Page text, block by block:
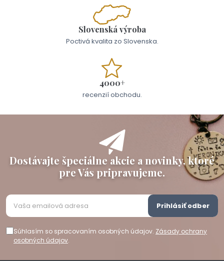
Slovenská výroba
Poctivá kvalita zo Slovenska.
4000+
recenzií obchodu.
Dostávajte špeciálne akcie a novinky, ktoré
pre Vás pripravujeme.
Súhlasím so spracovaním osobných údajov. Zásady ochrany
osobných údajov.
Prihlásiť odber